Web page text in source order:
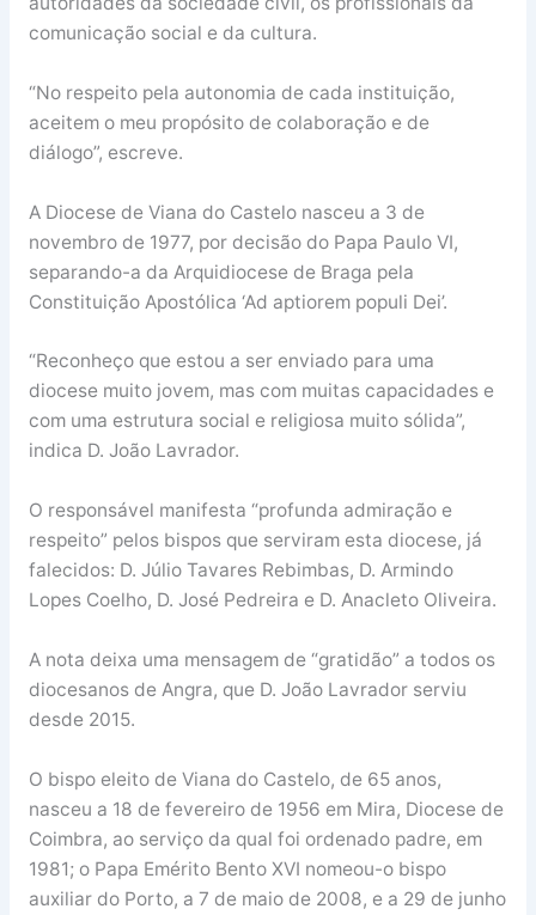
comunicação social e da cultura.
“No respeito pela autonomia de cada instituição,
aceitem o meu propósito de colaboração e de
diálogo”, escreve.
A Diocese de Viana do Castelo nasceu a 3 de
novembro de 1977, por decisão do Papa Paulo VI,
separando-a da Arquidiocese de Braga pela
Constituição Apostólica ‘Ad aptiorem populi Dei’.
“Reconheço que estou a ser enviado para uma
diocese muito jovem, mas com muitas capacidades e
com uma estrutura social e religiosa muito sólida”,
indica D. João Lavrador.
O responsável manifesta “profunda admiração e
respeito” pelos bispos que serviram esta diocese, já
falecidos: D. Júlio Tavares Rebimbas, D. Armindo
Lopes Coelho, D. José Pedreira e D. Anacleto Oliveira.
A nota deixa uma mensagem de “gratidão” a todos os
diocesanos de Angra, que D. João Lavrador serviu
desde 2015.
O bispo eleito de Viana do Castelo, de 65 anos,
nasceu a 18 de fevereiro de 1956 em Mira, Diocese de
Coimbra, ao serviço da qual foi ordenado padre, em
1981; o Papa Emérito Bento XVI nomeou-o bispo
auxiliar do Porto, a 7 de maio de 2008, e a 29 de junho